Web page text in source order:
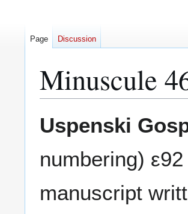
Minuscule
to
to
Uspenski
numbering)
manuscript
Page Discussion